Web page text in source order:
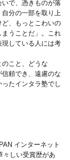
で、憑きものが落
自分の一部を取り上
、もっとこわいの
うことだ」。
これ
している人には考
こと、どうな
頼でき、遠慮のな
たインタラ塾でし
インターネット
々しい受賞歴があ